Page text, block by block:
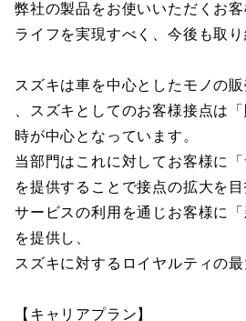
弊社の製品をお使いいただくお
ライフを実現すべく、今後も取り
スズキは車を中心としたモノの
、スズキとしてのお客様接点は「
時が中心となっています。
当部門はこれに対してお客様に「
を提供することで接点の拡大を目
サービスの利用を通じお客様に「
を提供し、
スズキに対するロイヤルティの最
【キャリアプラン】